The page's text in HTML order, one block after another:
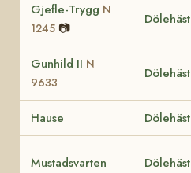
Gjefle-Trygg N
1245 📷
Dölehäst
Gunhild II N
9633
Dölehäst
Hause Dölehäst
Mustadsvarten Dölehäst